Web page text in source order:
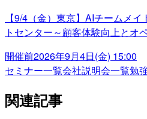
【9/4（金）東京】AIチームメ
トセンター～顧客体験向上とオ
開催前2026年9月4日(金) 15:00
セミナー一覧会社説明会一覧勉
関連記事